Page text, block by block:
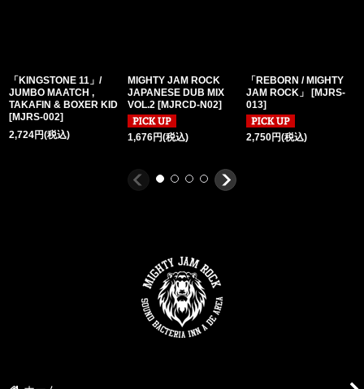
「KINGSTONE 11」/
JUMBO MAATCH ,
TAKAFIN & BOXER KID
[MJRS-002]
2,724円(税込)
MIGHTY JAM ROCK
JAPANESE DUB MIX
VOL.2 [MJRCD-N02]
1,676円(税込)
「REBORN / MIGHTY
JAM ROCK」
[MJRS-
013]
2,750円(税込)